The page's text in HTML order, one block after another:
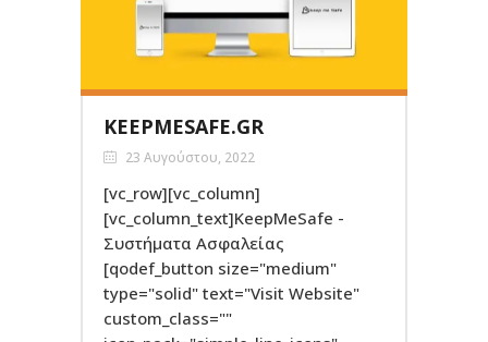
KEEPMESAFE.GR
23 Αυγούστου, 2022
[vc_row][vc_column]
[vc_column_text]KeepMeSafe -
Συστήματα Ασφαλείας
[qodef_button size="medium"
type="solid" text="Visit Website"
custom_class=""